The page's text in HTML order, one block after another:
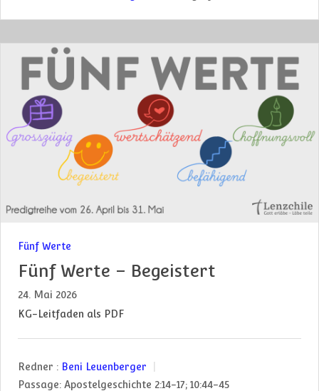
Fünf Werte
Fünf Werte – Begeistert
24. Mai 2026
KG-Leitfaden als PDF
Redner : Beni Leuenberger
Passage: Apostelgeschichte 2:14-17; 10:44-45